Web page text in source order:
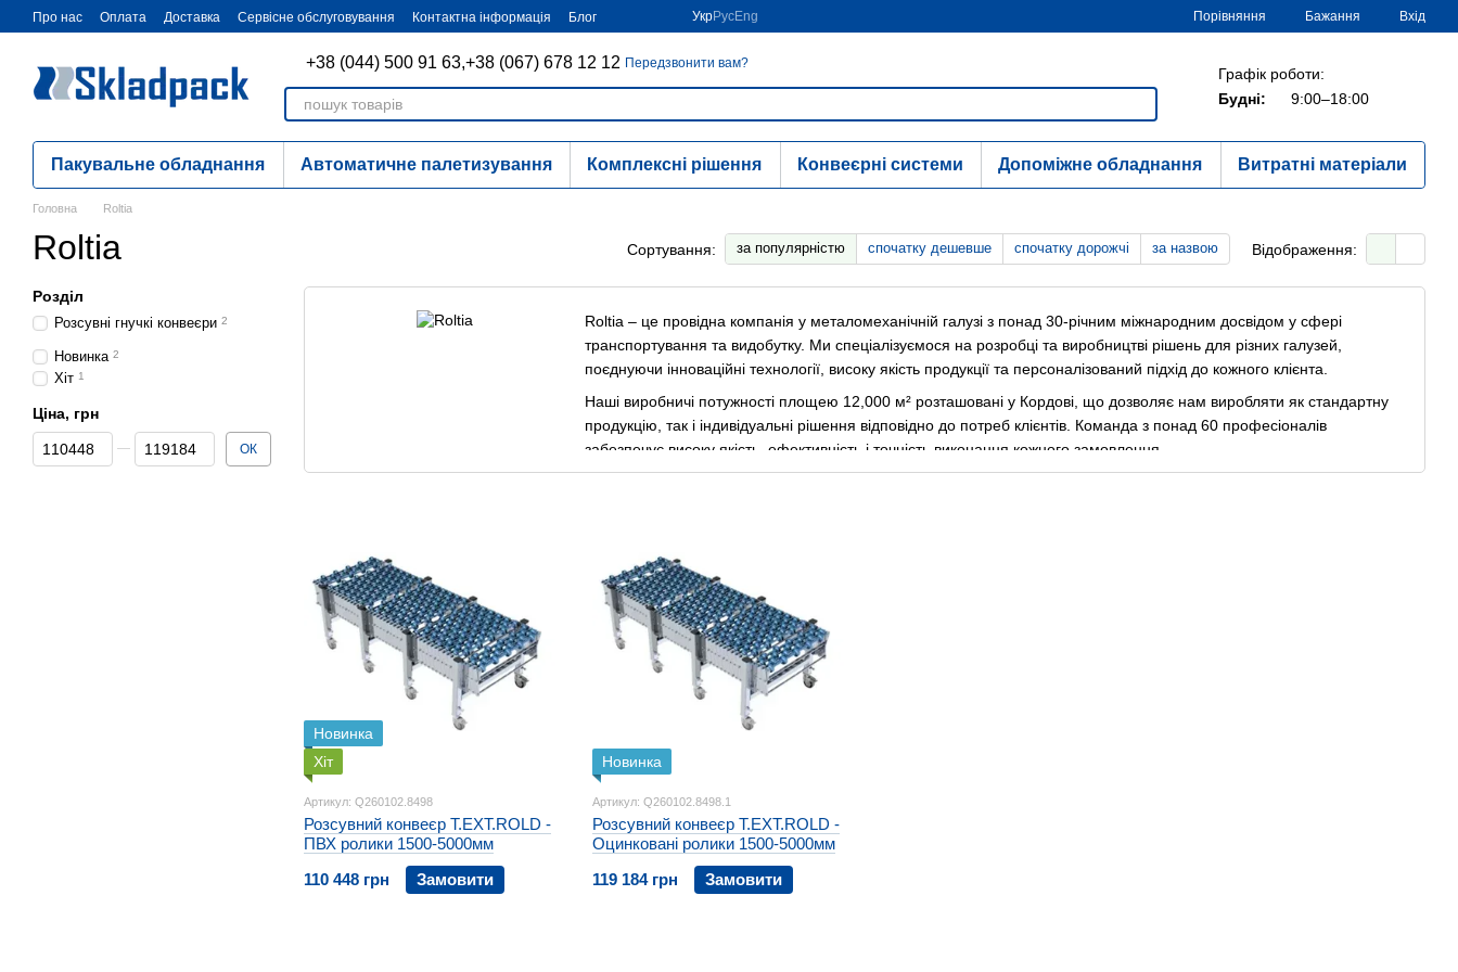
Перейти до основного контенту
Про нас Оплата Доставка Сервісне обслуговування Контактна інформація Блог УкрРусEng Порівняння Бажання Вхід
+38 (044) 500 91 63,+38 (067) 678 12 12 Передзвонити вам?
Графік роботи:
Будні:
9:00–18:00
Пакувальне обладнання Автоматичне палетизування Комплексні рішення Конвеєрні системи Допоміжне обладнання Витратні матеріали
Головна Roltia
Roltia Сортування: за популярністю спочатку дешевше спочатку дорожчі за назвою Відображення:
Roltia – це провідна компанія у металомеханічній галузі з понад 30-річним міжнародним досвідом у сфері
транспортування та видобутку. Ми спеціалізуємося на розробці та виробництві рішень для різних галузей,
поєднуючи інноваційні технології, високу якість продукції та персоналізований підхід до кожного клієнта.
Наші виробничі потужності площею 12,000 м² розташовані у Кордові, що дозволяє нам виробляти як стандартну
продукцію, так і індивідуальні рішення відповідно до потреб клієнтів. Команда з понад 60 професіоналів
забезпечує високу якість, ефективність і точність виконання кожного замовлення.
Новинка
Хіт
Артикул: Q260102.8498
Розсувний конвеєр T.EXT.ROLD -
ПВХ ролики 1500-5000мм
110 448 грн
Замовити
Новинка
Артикул: Q260102.8498.1
Розсувний конвеєр T.EXT.ROLD -
Оцинковані ролики 1500-5000мм
119 184 грн
Замовити
Розділ
Розсувні гнучкі конвеєри 2
Новинка 2
Хіт 1
Ціна, грн
Від Ціна, грн
До Ціна, грн ОК